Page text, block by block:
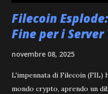
Filecoin
Fine per i
novembre 08, 2025
L'impennata di Filecoin
mondo crypto, aprendo un